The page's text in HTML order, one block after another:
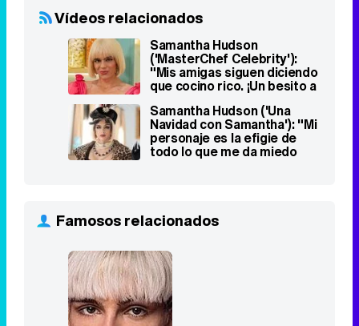
Vídeos relacionados
Samantha Hudson
('MasterChef Celebrity'):
"Mis amigas siguen diciendo
que cocino rico. ¡Un besito a
las mitómanas!"
Samantha Hudson ('Una
Navidad con Samantha'): "Mi
personaje es la efigie de
todo lo que me da miedo
Famosos relacionados